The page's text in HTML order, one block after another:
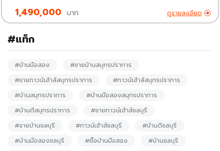
1,490,000 บาท ดูรายละเอียด
#แท็ก
#บ้านมือสอง
#ขายบ้านสมุทรปราการ
#ขายทาวน์เฮ้าส์สมุทรปราการ
#ทาวน์เฮ้าส์สมุทรปราการ
#บ้านสมุทรปราการ
#บ้านมือสองสมุทรปราการ
#บ้านดีสมุทรปราการ
#ขายทาวน์เฮ้าส์ชลบุรี
#ขายบ้านชลบุรี
#ทาวน์เฮ้าส์ชลบุรี
#บ้านดีชลบุรี
#บ้านมือสองชลบุรี
#ซื้อบ้านมือสอง
#บ้านชลบุรี